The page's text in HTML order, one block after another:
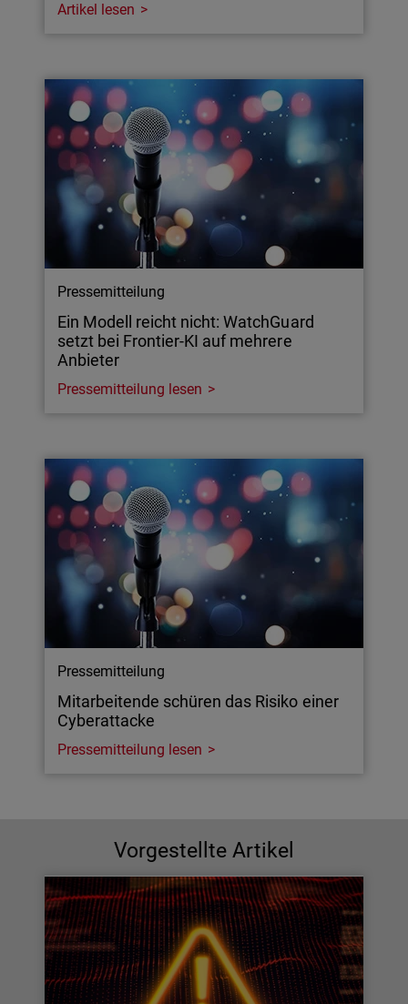
Artikel lesen
Pressemitteilung
Ein Modell reicht nicht: WatchGuard
setzt bei Frontier-KI auf mehrere
Anbieter
Pressemitteilung lesen
Pressemitteilung
Mitarbeitende schüren das Risiko einer
Cyberattacke
Pressemitteilung lesen
Vorgestellte Artikel